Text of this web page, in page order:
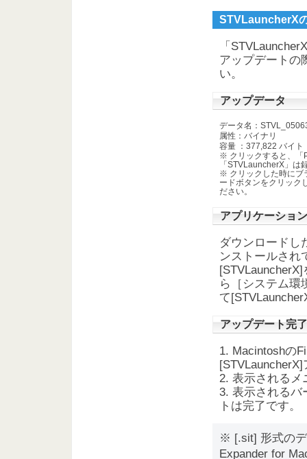
STVLauncherX
「
アップデートの
い。
アップデータ
データ名：
属性：バイナリ
容量 ：377,822 バイト
※ クリックすると、「
「STVLauncherX」は
※ クリックした時にブ
ードボタンをクリック
ださい。
アプリケーショ
ダウンロードし
ンストールされ
ら［システム環
て
アップデート完
1. Macintoshの
2. 表示されるメ
3. 表示されるバ
トは完了です。
※ [.sit] 形式のデ
Expander for